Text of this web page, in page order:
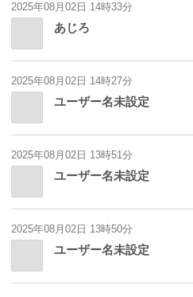
2025年08月02日 14時33分
あじろ
2025年08月02日 14時27分
ユーザー名未設定
2025年08月02日 13時51分
ユーザー名未設定
2025年08月02日 13時50分
ユーザー名未設定